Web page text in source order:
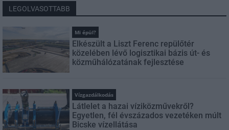
LEGOLVASOTTABB
Mi épül?
Elkészült a Liszt Ferenc repülőtér
közelében lévő logisztikai bázis út- és
közműhálózatának fejlesztése
Vízgazdálkodás
Látlelet a hazai víziközművekről?
Egyetlen, fél évszázados vezetéken múlt
Bicske vízellátása